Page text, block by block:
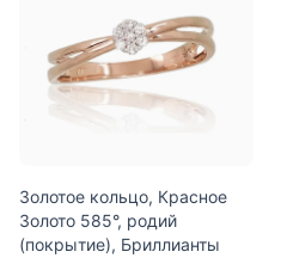
Золотое кольцо, Красное
Золото 585°, родий
(покрытие), Бриллианты